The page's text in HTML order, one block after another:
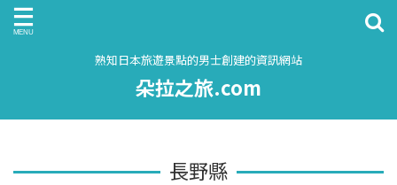
熟知日本旅遊景點的男士創建的資訊網站
朵拉之旅.com
長野縣